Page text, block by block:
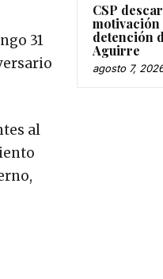
31
al
CSP
detención
Aguirre
agosto 7,